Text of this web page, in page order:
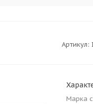
Артикул:
Марка